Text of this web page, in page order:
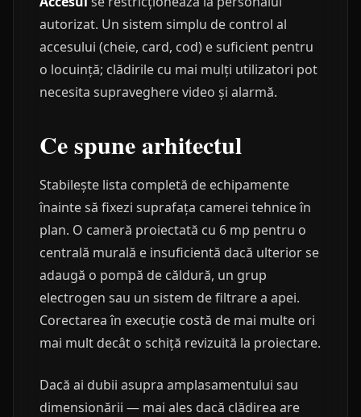
autorizat. Un sistem simplu de control al
accesului (cheie, card, cod) e suficient pentru
o locuință; clădirile cu mai mulți utilizatori pot
necesita supraveghere video și alarmă.
Ce spune arhitectul
Stabilește lista completă de echipamente
înainte să fixezi suprafața camerei tehnice în
plan. O cameră proiectată cu 6 mp pentru o
centrală murală e insuficientă dacă ulterior se
adaugă o pompă de căldură, un grup
electrogen sau un sistem de filtrare a apei.
Corectarea în execuție costă de mai multe ori
mai mult decât o schiță revizuită la proiectare.
Dacă ai dubii asupra amplasamentului sau
dimensionării — mai ales dacă clădirea are